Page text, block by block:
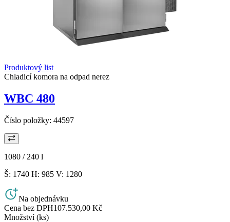
Produktový list
Chladicí komora na odpad nerez
WBC 480
Číslo položky: 44597
1080 / 240 l
Š: 1740 H: 985 V: 1280
Na objednávku
Cena bez DPH107.530,00 Kč
Množství (ks)